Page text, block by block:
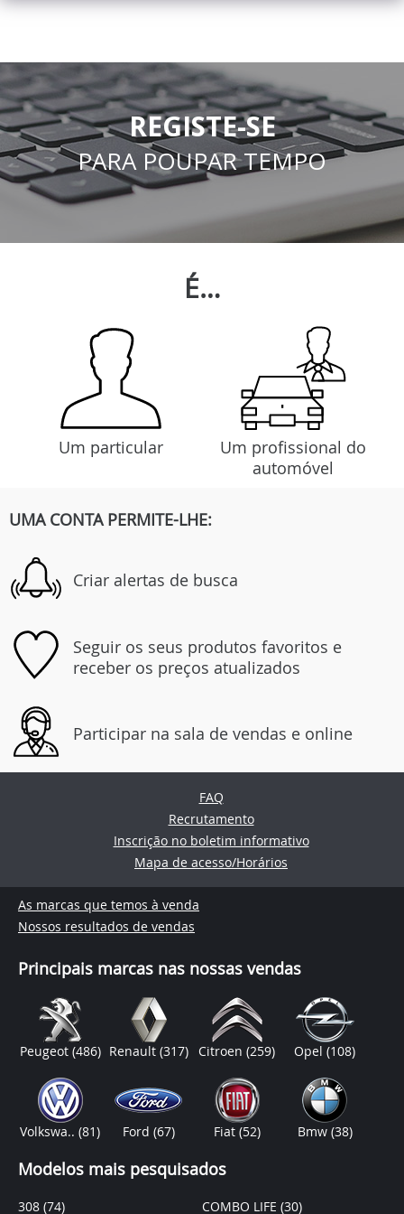
REGISTE-SE
PARA POUPAR TEMPO
É…
Um particular
Um profissional do
automóvel
UMA CONTA PERMITE-LHE:
Criar alertas de busca
Seguir os seus produtos favoritos e
receber os preços atualizados
Participar na sala de vendas e online
FAQ
Recrutamento
Inscrição no boletim informativo
Mapa de acesso/Horários
As marcas que temos à venda
Nossos resultados de vendas
Principais marcas nas nossas vendas
Peugeot (486) Renault (317) Citroen(259) Opel(108)
Volkswa..(81) Ford (67) Fiat (52) Bmw (38)
Modelos mais pesquisados
308 (74) COMBO LIFE (30)